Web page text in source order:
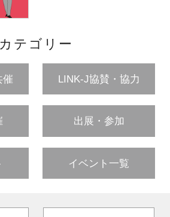
カテゴリー
催 LINK-J協賛・協力
出展・参加
イベント一覧